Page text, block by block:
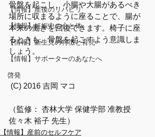
【情報】産後のリハビリ
【情報】妊娠中の心と体
【情報】新生児の特徴と育児
【情報】サポーターのあなたへ
啓発
骨盤を起こし、小腸や大腸があるべき
場所に収まるように座ることで、腸が
本来の働きを回復できます。椅子に座
るときも、骨盤を起こすよう意識しま
しょう。
(C) 2016 吉岡 マコ
（監修： 杏林大学 保健学部 准教授
佐々木 裕子 先生）
【情報】産前のセルフケア